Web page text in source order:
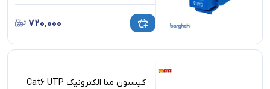
۷۲۰٬۰۰۰
کیستون متا الکترونیک Cat6 UTP